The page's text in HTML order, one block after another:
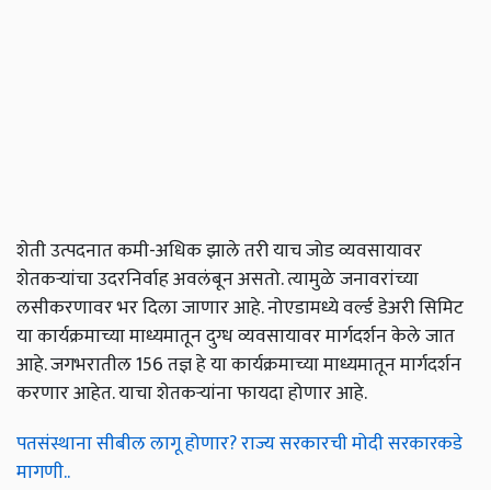
शेती उत्पदनात कमी-अधिक झाले तरी याच जोड व्यवसायावर
शेतकऱ्यांचा उदरनिर्वाह अवलंबून असतो. त्यामुळे जनावरांच्या
लसीकरणावर भर दिला जाणार आहे. नोएडामध्ये वर्ल्ड डेअरी सिमिट
या कार्यक्रमाच्या माध्यमातून दुग्ध व्यवसायावर मार्गदर्शन केले जात
आहे. जगभरातील 156 तज्ञ हे या कार्यक्रमाच्या माध्यमातून मार्गदर्शन
करणार आहेत. याचा शेतकऱ्यांना फायदा होणार आहे.
पतसंस्थाना सीबील लागू होणार? राज्य सरकारची मोदी सरकारकडे
मागणी..